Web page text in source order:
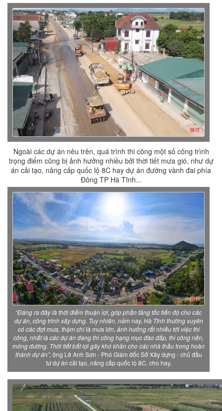
Ngoài các dự án nêu trên, quá trình thi công một số công trình
trọng điểm cũng bị ảnh hưởng nhiều bởi thời tiết mưa gió, như dự
án cải tạo, nâng cấp quốc lộ 8C hay dự án đường vành đai phía
Đông TP Hà Tĩnh...
“Đáng ra đây là thời điểm thuận lợi, góp phần tăng tốc tiến độ cho các
dự án, công trình xây dựng. Tuy nhiên, năm nay, Hà Tĩnh thường xuyên
có các đợt mưa, thậm chí là mưa lớn, ảnh hưởng rất nhiều tới việc thi
công, nhất là các dự án đang thi công hạng mục đào đắp, thi công nền,
móng đường. Thời tiết bất lợi gây khó khăn cho các nhà thầu trong hoàn
thành dự án”, ông Lê Anh Sơn - Phó Giám đốc Sở Xây dựng - chủ đầu
tư dự án cải tạo, nâng cấp quốc lộ 8C, cho hay,